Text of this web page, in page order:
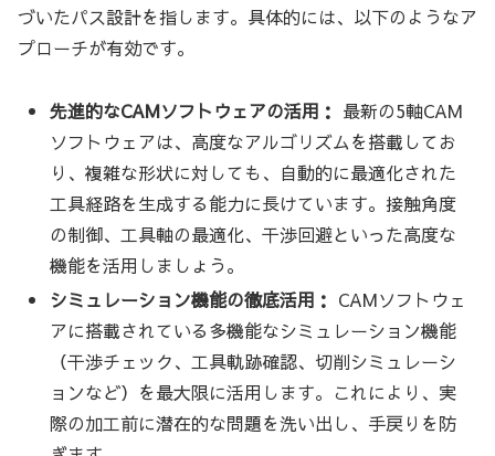
づいたパス設計を指します。具体的には、以下のようなア
プローチが有効です。
先進的なCAMソフトウェアの活用： 最新の5軸CAM
ソフトウェアは、高度なアルゴリズムを搭載してお
り、複雑な形状に対しても、自動的に最適化された
工具経路を生成する能力に長けています。接触角度
の制御、工具軸の最適化、干渉回避といった高度な
機能を活用しましょう。
シミュレーション機能の徹底活用： CAMソフトウェ
アに搭載されている多機能なシミュレーション機能
（干渉チェック、工具軌跡確認、切削シミュレーシ
ョンなど）を最大限に活用します。これにより、実
際の加工前に潜在的な問題を洗い出し、手戻りを防